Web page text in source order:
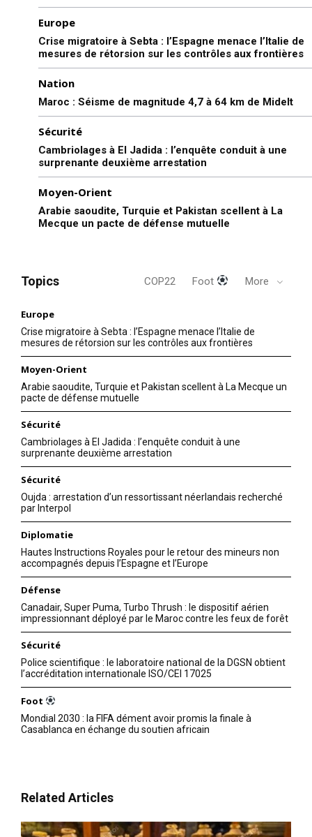
le1.ma
l'intelligence de
l'information
S'ABONNER MAINTENANT
Insight Publications
À propos
Nous contacter
Formules d’abonnement
Mon compte
Related
Europe
Crise migratoire à Sebta : l’Espagne menace l’Italie de
mesures de rétorsion sur les contrôles aux frontières
Nation
Maroc : Séisme de magnitude 4,7 à 64 km de Midelt
Sécurité
Cambriolages à El Jadida : l’enquête conduit à une
surprenante deuxième arrestation
Moyen-Orient
Arabie saoudite, Turquie et Pakistan scellent à La
Mecque un pacte de défense mutuelle
Topics COP22 Foot More
Europe
Crise migratoire à Sebta : l’Espagne menace l’Italie de
mesures de rétorsion sur les contrôles aux frontières
Moyen-Orient
Arabie saoudite, Turquie et Pakistan scellent à La Mecque un
pacte de défense mutuelle
Sécurité
Cambriolages à El Jadida : l’enquête conduit à une
surprenante deuxième arrestation
Sécurité
Oujda : arrestation d’un ressortissant néerlandais recherché
par Interpol
Diplomatie
Hautes Instructions Royales pour le retour des mineurs non
accompagnés depuis l’Espagne et l’Europe
Défense
Canadair, Super Puma, Turbo Thrush : le dispositif aérien
impressionnant déployé par le Maroc contre les feux de forêt
Sécurité
Police scientifique : le laboratoire national de la DGSN obtient
l’accréditation internationale ISO/CEI 17025
Foot
Mondial 2030 : la FIFA dément avoir promis la finale à
Casablanca en échange du soutien africain
Related Articles